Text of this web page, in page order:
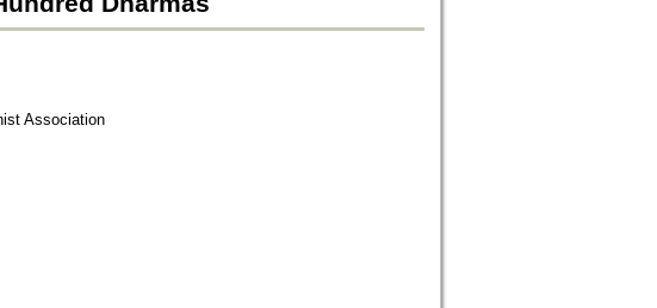
Association